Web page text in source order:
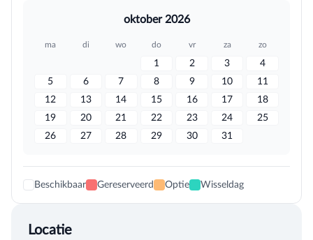
oktober 2026
ma di wo do vr za zo
1 2 3
4
5
6 7 8 9 10
11
12
13 14 15 16 17
18
19
20 21 22 23 24
25
26
27 28 29 30 31
Beschikbaar Gereserveerd Optie Wisseldag
Locatie